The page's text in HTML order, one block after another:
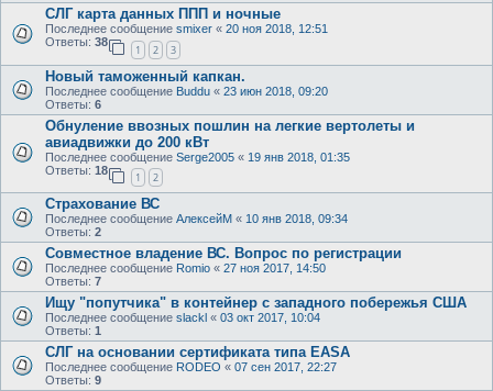
СЛГ карта данных ППП и ночные
Последнее сообщение smixer « 20 ноя 2018, 12:51
Ответы: 38
1 2 3
Новый таможенный капкан.
Последнее сообщение Buddu « 23 июн 2018, 09:20
Ответы: 6
Обнуление ввозных пошлин на легкие вертолеты и
авиадвижки до 200 кВт
Последнее сообщение Serge2005 « 19 янв 2018, 01:35
Ответы: 18
1 2
Страхование ВС
Последнее сообщение АлексейМ « 10 янв 2018, 09:34
Ответы: 2
Совместное владение ВС. Вопрос по регистрации
Последнее сообщение Romio « 27 ноя 2017, 14:50
Ответы: 7
Ищу "попутчика" в контейнер с западного побережья США
Последнее сообщение slackl « 03 окт 2017, 10:04
Ответы: 1
СЛГ на основании сертификата типа EASA
Последнее сообщение RODEO « 07 сен 2017, 22:27
Ответы: 9